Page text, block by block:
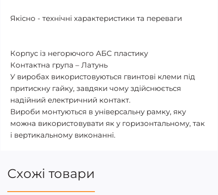
Якісно - технічні характеристики та переваги
Корпус із негорючого АБС пластику
Контактна група – Латунь
У виробах використовуються гвинтові клеми під
притискну гайку, завдяки чому здійснюється
надійний електричний контакт.
Вироби монтуються в універсальну рамку, яку
можна використовувати як у горизонтальному, так
і вертикальному виконанні.
Схожі товари